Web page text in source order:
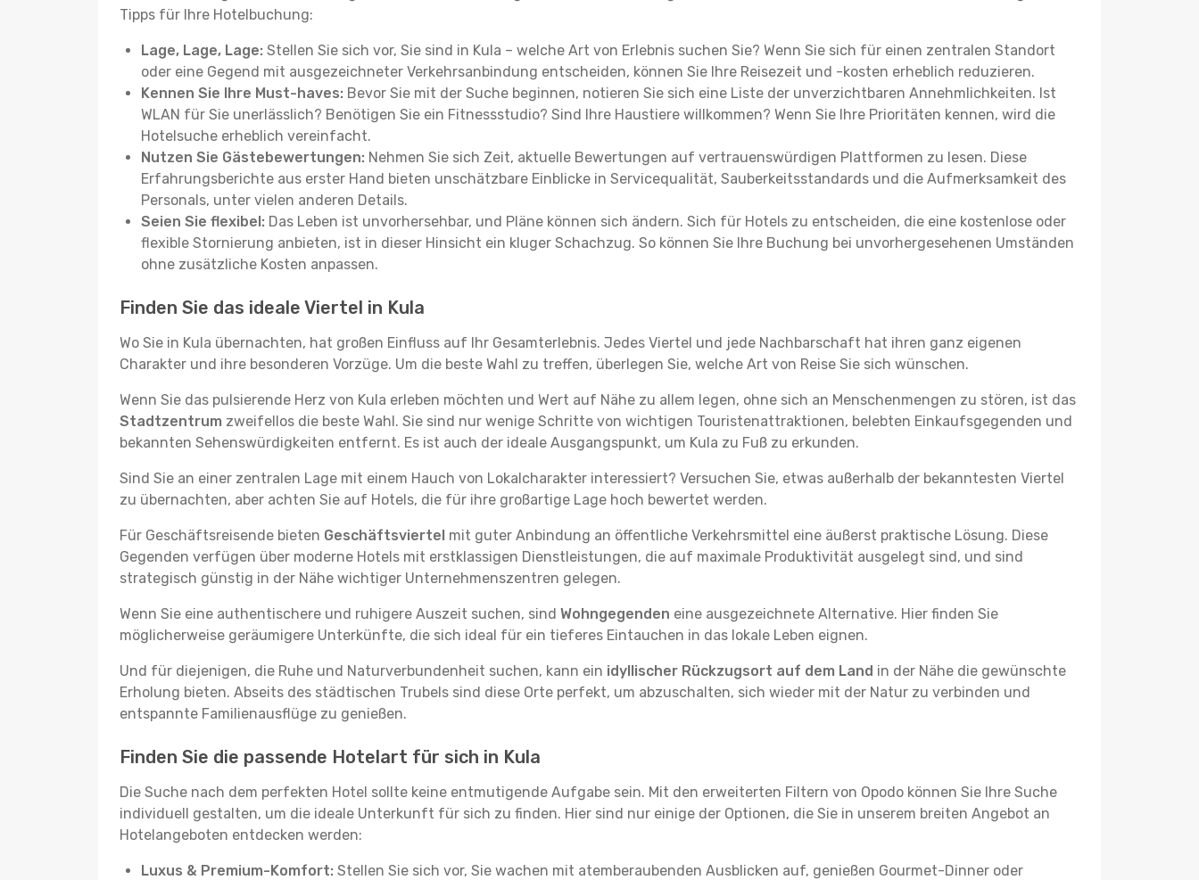
Tipps für Ihre Hotelbuchung:
Lage, Lage, Lage: Stellen Sie sich vor, Sie sind in Kula – welche Art von Erlebnis suchen Sie? Wenn Sie sich für einen zentralen Standort
oder eine Gegend mit ausgezeichneter Verkehrsanbindung entscheiden, können Sie Ihre Reisezeit und -kosten erheblich reduzieren.
Kennen Sie Ihre Must-haves: Bevor Sie mit der Suche beginnen, notieren Sie sich eine Liste der unverzichtbaren Annehmlichkeiten. Ist
WLAN für Sie unerlässlich? Benötigen Sie ein Fitnessstudio? Sind Ihre Haustiere willkommen? Wenn Sie Ihre Prioritäten kennen, wird die
Hotelsuche erheblich vereinfacht.
Nutzen Sie Gästebewertungen: Nehmen Sie sich Zeit, aktuelle Bewertungen auf vertrauenswürdigen Plattformen zu lesen. Diese
Erfahrungsberichte aus erster Hand bieten unschätzbare Einblicke in Servicequalität, Sauberkeitsstandards und die Aufmerksamkeit des
Personals, unter vielen anderen Details.
Seien Sie flexibel: Das Leben ist unvorhersehbar, und Pläne können sich ändern. Sich für Hotels zu entscheiden, die eine kostenlose oder
flexible Stornierung anbieten, ist in dieser Hinsicht ein kluger Schachzug. So können Sie Ihre Buchung bei unvorhergesehenen Umständen
ohne zusätzliche Kosten anpassen.
Finden Sie das ideale Viertel in Kula
Wo Sie in Kula übernachten, hat großen Einfluss auf Ihr Gesamterlebnis. Jedes Viertel und jede Nachbarschaft hat ihren ganz eigenen
Charakter und ihre besonderen Vorzüge. Um die beste Wahl zu treffen, überlegen Sie, welche Art von Reise Sie sich wünschen.
Wenn Sie das pulsierende Herz von Kula erleben möchten und Wert auf Nähe zu allem legen, ohne sich an Menschenmengen zu stören, ist das
Stadtzentrum zweifellos die beste Wahl. Sie sind nur wenige Schritte von wichtigen Touristenattraktionen, belebten Einkaufsgegenden und
bekannten Sehenswürdigkeiten entfernt. Es ist auch der ideale Ausgangspunkt, um Kula zu Fuß zu erkunden.
Sind Sie an einer zentralen Lage mit einem Hauch von Lokalcharakter interessiert? Versuchen Sie, etwas außerhalb der bekanntesten Viertel
zu übernachten, aber achten Sie auf Hotels, die für ihre großartige Lage hoch bewertet werden.
Für Geschäftsreisende bieten Geschäftsviertel mit guter Anbindung an öffentliche Verkehrsmittel eine äußerst praktische Lösung. Diese
Gegenden verfügen über moderne Hotels mit erstklassigen Dienstleistungen, die auf maximale Produktivität ausgelegt sind, und sind
strategisch günstig in der Nähe wichtiger Unternehmenszentren gelegen.
Wenn Sie eine authentischere und ruhigere Auszeit suchen, sind Wohngegenden eine ausgezeichnete Alternative. Hier finden Sie
möglicherweise geräumigere Unterkünfte, die sich ideal für ein tieferes Eintauchen in das lokale Leben eignen.
Und für diejenigen, die Ruhe und Naturverbundenheit suchen, kann ein idyllischer Rückzugsort auf dem Land in der Nähe die gewünschte
Erholung bieten. Abseits des städtischen Trubels sind diese Orte perfekt, um abzuschalten, sich wieder mit der Natur zu verbinden und
entspannte Familienausflüge zu genießen.
Finden Sie die passende Hotelart für sich in Kula
Die Suche nach dem perfekten Hotel sollte keine entmutigende Aufgabe sein. Mit den erweiterten Filtern von Opodo können Sie Ihre Suche
individuell gestalten, um die ideale Unterkunft für sich zu finden. Hier sind nur einige der Optionen, die Sie in unserem breiten Angebot an
Hotelangeboten entdecken werden:
Luxus & Premium-Komfort: Stellen Sie sich vor, Sie wachen mit atemberaubenden Ausblicken auf, genießen Gourmet-Dinner oder